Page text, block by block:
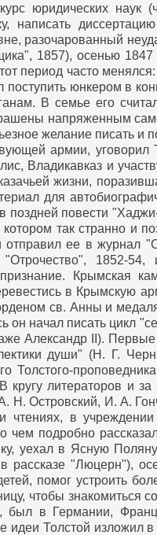
юридических наук
написать
разочарованный
1857), осенью 1847
период часто
юнкером в
В семье его
напряженным
желание писать
армии, уговорил
Владикавказ и
жизни,
для
поздней повести
так странно и
ее в журнал
1852-54,
Крымская
в Крымскую
св. Анны и
начал писать цикл
Александр II). Первые
души" (Н. Г.
Толстого-
В кругу литераторов и за
Островский, И. А.
в
подробно
уехал в Ясную
"Люцерн"),
помог устроить
чтобы
в Германии,
Толстой изложил